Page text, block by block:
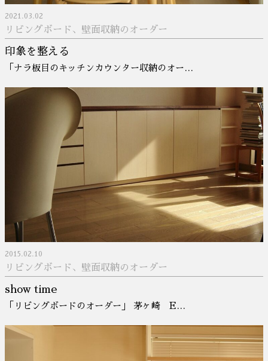
2021.03.02
リビングボード、壁面収納のオーダー
印象を整える
「ナラ板目のキッチンカウンター収納のオー…
2015.02.10
リビングボード、壁面収納のオーダー
show time
「リビングボードのオーダー」 茅ヶ崎 E…